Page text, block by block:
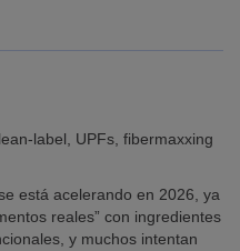
label, UPFs, fibermaxxing
está acelerando en 2026, ya
reales” con ingredientes
y muchos intentan